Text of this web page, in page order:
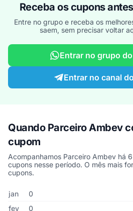
Receba os cupons
Entre no grupo e receba os
saem, sem precisar voltar
Entrar no grupo
Entrar no canal
Quando Parceiro Ambev
cupom
Acompanhamos Parceiro Ambev há
cupons nesse período. O mês mais
cupons.
Cupons de Parceiro Ambev
Mês Cupons publicados
jan
0
fev
0